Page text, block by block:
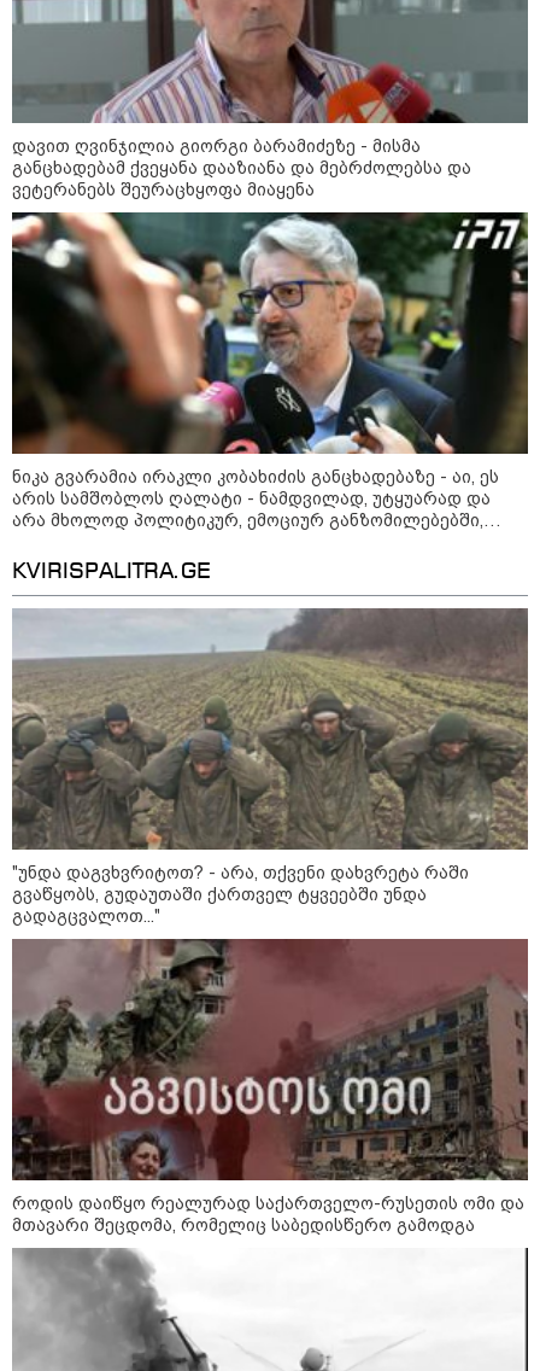
ოკუპირებულ აფხაზეთში საწვავის
დეფიციტია, კილომეტრიანი რიგები და
შეზღუდვა საწვავის ჩასხმაზე - რა
ინფორმაციას აქვეყნებს "დემოკრატიის
კვლევის ინსტიტუტი“
14:23 / 05-08-2026
ევროპელმა და რუსმა ყოფილმა
მაღალჩინოსნებმა უკრაინაში
ომთან დაკავშირებით
მოლაპარაკებები გამართეს - რა
არის ცნობილი შეხვედრაზე
09:55 / 05-08-2026
მორიგი თავდასხმა Wildberries-
ის საწყობზე - დრონებით
თავდასხმის შემდეგ, ტულას
ოლქში მდებარე საწყობში
ხანძარია
დაშავებული, მასშტაბური
ხანძარი - რუსეთმა კიევზე
იერიში ბალისტიკური
რაკეტებით მიიტანა
14:13 / 04-08-2026
მორიგი თავდასხმა რუსეთში,
ნავთობგადამამუშავებელ
ქარხანაზე - რა დეტალებია
ცნობილი
კატეგორიის ყველა სიახლე
დავით ღვინჯილია გიორგი ბარამიძეზე - მისმა
განცხადებამ ქვეყანა დააზიანა და მებრძოლებსა და
ვეტერანებს შეურაცხყოფა მიაყენა
ნიკა გვარამია ირაკლი კობახიძის განცხადებაზე - აი, ეს
არის სამშობლოს ღალატი - ნამდვილად, უტყუარად და
არა მხოლოდ პოლიტიკურ, ემოციურ განზომილებებში,
KVIRISPALITRA.GE
"უნდა დაგვხვრიტოთ? - არა, თქვენი დახვრეტა რაში
გვაწყობს, გუდაუთაში ქართველ ტყვეებში უნდა
გადაგცვალოთ..."
როდის დაიწყო რეალურად საქართველო-რუსეთის ომი და
მთავარი შეცდომა, რომელიც საბედისწერო გამოდგა